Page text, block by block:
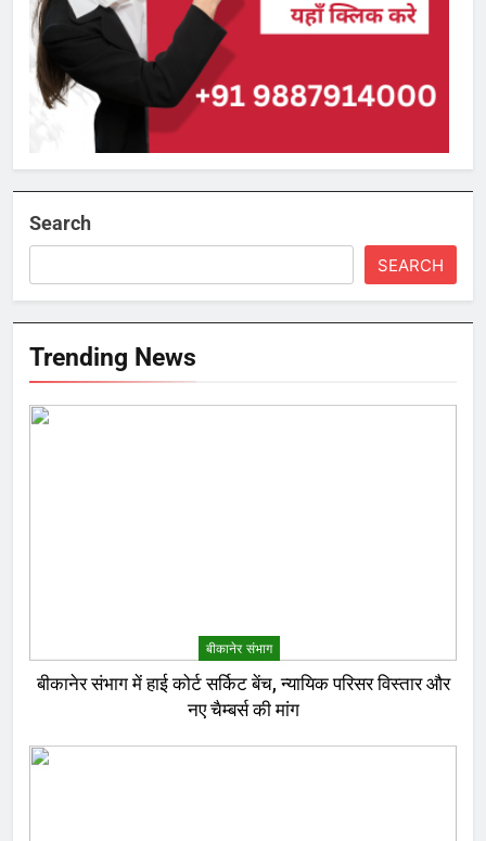
Search
SEARCH
Trending News
बीकानेर संभाग
बीकानेर संभाग में हाई कोर्ट सर्किट बेंच, न्यायिक परिसर विस्तार और
नए चैम्बर्स की मांग